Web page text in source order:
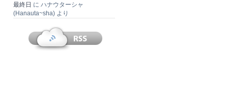
最終日 に ハナウターシャ
(Hanauta~sha) より